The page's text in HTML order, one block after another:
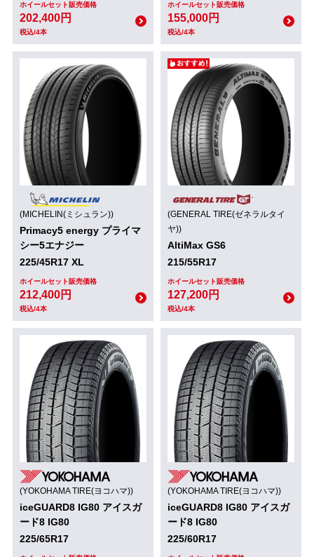
ホイールセット販売価格
202,400円
税込/4本
ホイールセット販売価格
155,000円
税込/4本
(MICHELIN(ミシュラン))
Primacy5 energy プライマ
シー5エナジー
225/45R17 XL
ホイールセット販売価格
212,400円
税込/4本
(GENERAL TIRE(ゼネラルタイ
ヤ))
AltiMax GS6
215/55R17
ホイールセット販売価格
127,200円
税込/4本
(YOKOHAMA TIRE(ヨコハマ))
iceGUARD8 IG80 アイスガ
ード8 IG80
225/65R17
(YOKOHAMA TIRE(ヨコハマ))
iceGUARD8 IG80 アイスガ
ード8 IG80
225/60R17